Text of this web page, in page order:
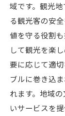
資格
現場
リー
警備
沼田市で
格
域です。観光
る観光客の安
値を守る役割
して観光を楽
要に応じて適
ブルに巻き込
れます。地域
いサービスを